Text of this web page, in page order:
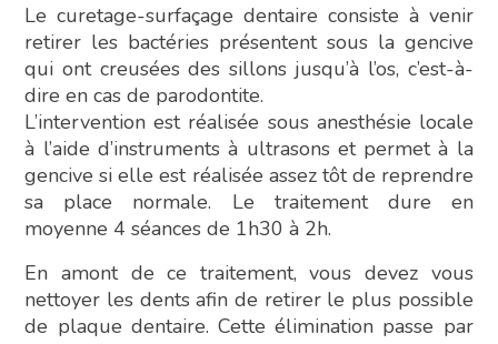
Le curetage-surfaçage dentaire consiste à venir
retirer les bactéries présentent sous la gencive
qui ont creusées des sillons jusqu’à l’os, c’est-à-
dire en cas de parodontite.
L’intervention est réalisée sous anesthésie locale
à l’aide d’instruments à ultrasons et permet à la
gencive si elle est réalisée assez tôt de reprendre
sa place normale. Le traitement dure en
moyenne 4 séances de 1h30 à 2h.
En amont de ce traitement, vous devez vous
nettoyer les dents afin de retirer le plus possible
de plaque dentaire. Cette élimination passe par